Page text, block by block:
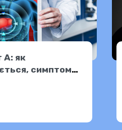
А: як
симптоми